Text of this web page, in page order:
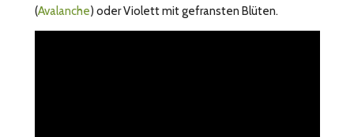
(Avalanche) oder Violett mit gefransten Blüten.